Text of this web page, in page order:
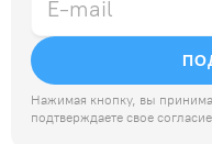
Нажимая кнопку, вы
подтверждаете свое